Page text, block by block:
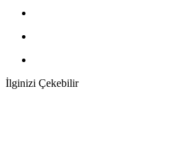
İlginizi Çekebilir